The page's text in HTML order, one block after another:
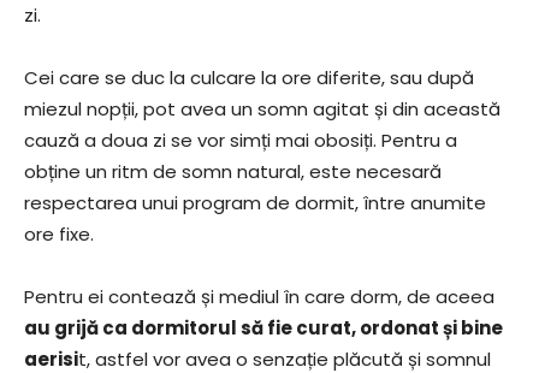
zi.
Cei care se duc la culcare la ore diferite, sau după
miezul nopții, pot avea un somn agitat și din această
cauză a doua zi se vor simți mai obosiți. Pentru a
obține un ritm de somn natural, este necesară
respectarea unui program de dormit, între anumite
ore fixe.
Pentru ei contează și mediul în care dorm, de aceea
au grijă ca dormitorul să fie curat, ordonat și bine
aerisit, astfel vor avea o senzație plăcută și somnul